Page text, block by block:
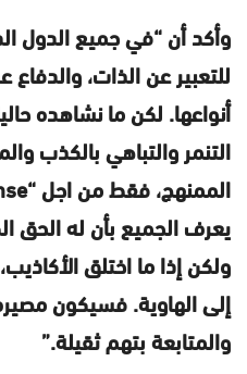
وأكد أن “في جميع الدول
للتعبير عن الذات، والدفاع
أنواعها. لكن ما نشاهده
التنمر والتباهي بالكذب
يعرف الجميع بأن له الحق
ولكن إذا ما اختلق
إلى الهاوية. فسيكون
والمتابعة بتهم ثقيلة.”